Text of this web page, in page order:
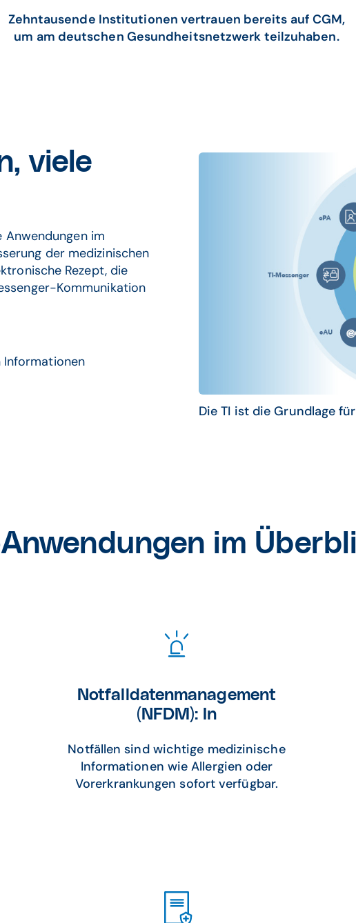
Zehntausende Institutionen vertrauen bereits auf CGM,
um am deutschen Gesundheitsnetzwerk teilzuhaben.
viele
Anwendungen im
der medizinischen
Rezept, die
Kommunikation
Informationen
Die TI ist die Grundlage
im
Notfalldatenmanagement
(NFDM): In
Notfällen sind wichtige medizinische
Informationen wie Allergien oder
Vorerkrankungen sofort verfügbar.